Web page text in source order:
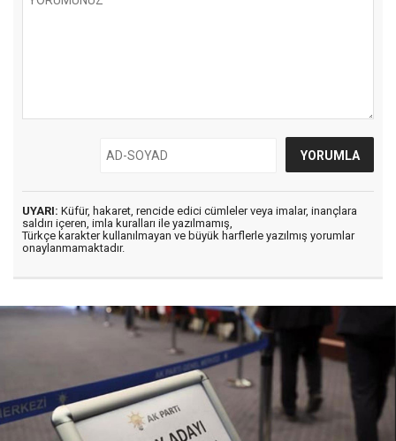
UYARI: Küfür, hakaret, rencide edici cümleler veya imalar, inançlara
saldırı içeren, imla kuralları ile yazılmamış,
Türkçe karakter kullanılmayan ve büyük harflerle yazılmış yorumlar
onaylanmamaktadır.